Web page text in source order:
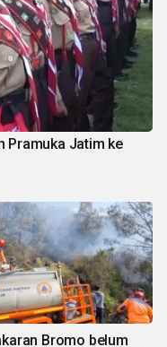
Pramuka Jatim ke
Bromo belum